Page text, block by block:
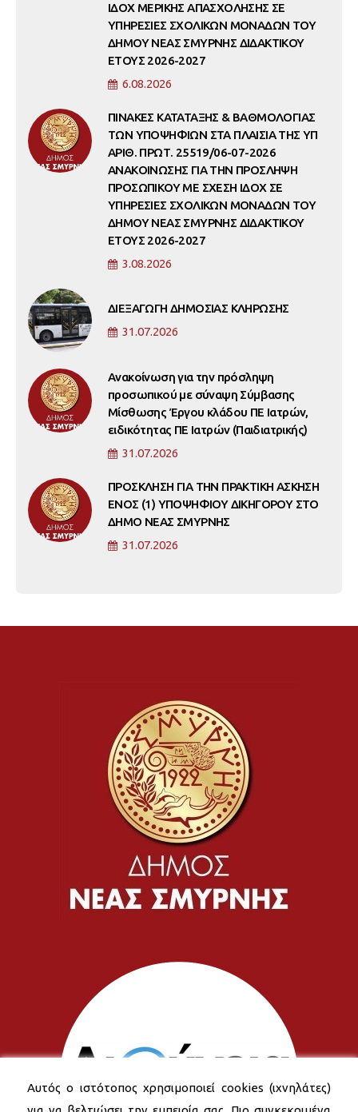
ΙΔΟΧ ΜΕΡΙΚΗΣ ΑΠΑΣΧΟΛΗΣΗΣ ΣΕ
ΥΠΗΡΕΣΙΕΣ ΣΧΟΛΙΚΩΝ ΜΟΝΑΔΩΝ ΤΟΥ
ΔΗΜΟΥ ΝΕΑΣ ΣΜΥΡΝΗΣ ΔΙΔΑΚΤΙΚΟΥ
ΕΤΟΥΣ 2026-2027
6.08.2026
ΠΙΝΑΚΕΣ ΚΑΤΑΤΑΞΗΣ & ΒΑΘΜΟΛΟΓΙΑΣ
ΤΩΝ ΥΠΟΨΗΦΙΩΝ ΣΤΑ ΠΛΑΙΣΙΑ ΤΗΣ ΥΠ
ΑΡΙΘ. ΠΡΩΤ. 25519/06-07-2026
ΑΝΑΚΟΙΝΩΣΗΣ ΓΙΑ ΤΗΝ ΠΡΟΣΛΗΨΗ
ΠΡΟΣΩΠΙΚΟΥ ΜΕ ΣΧΕΣΗ ΙΔΟΧ ΣΕ
ΥΠΗΡΕΣΙΕΣ ΣΧΟΛΙΚΩΝ ΜΟΝΑΔΩΝ ΤΟΥ
ΔΗΜΟΥ ΝΕΑΣ ΣΜΥΡΝΗΣ ΔΙΔΑΚΤΙΚΟΥ
ΕΤΟΥΣ 2026-2027
3.08.2026
ΔΙΕΞΑΓΩΓΗ ΔΗΜΟΣΙΑΣ ΚΛΗΡΩΣΗΣ
31.07.2026
Ανακοίνωση για την πρόσληψη
προσωπικού με σύναψη Σύμβασης
Μίσθωσης Έργου κλάδου ΠΕ Ιατρών,
ειδικότητας ΠΕ Ιατρών (Παιδιατρικής)
31.07.2026
ΠΡΟΣΚΛΗΣΗ ΓΙΑ ΤΗΝ ΠΡΑΚΤΙΚΗ ΑΣΚΗΣΗ
ΕΝΟΣ (1) ΥΠΟΨΗΦΙΟΥ ΔΙΚΗΓΟΡΟΥ ΣΤΟ
ΔΗΜΟ ΝΕΑΣ ΣΜΥΡΝΗΣ
31.07.2026
Αυτός ο ιστότοπος χρησιμοποιεί cookies (ιχνηλάτες)